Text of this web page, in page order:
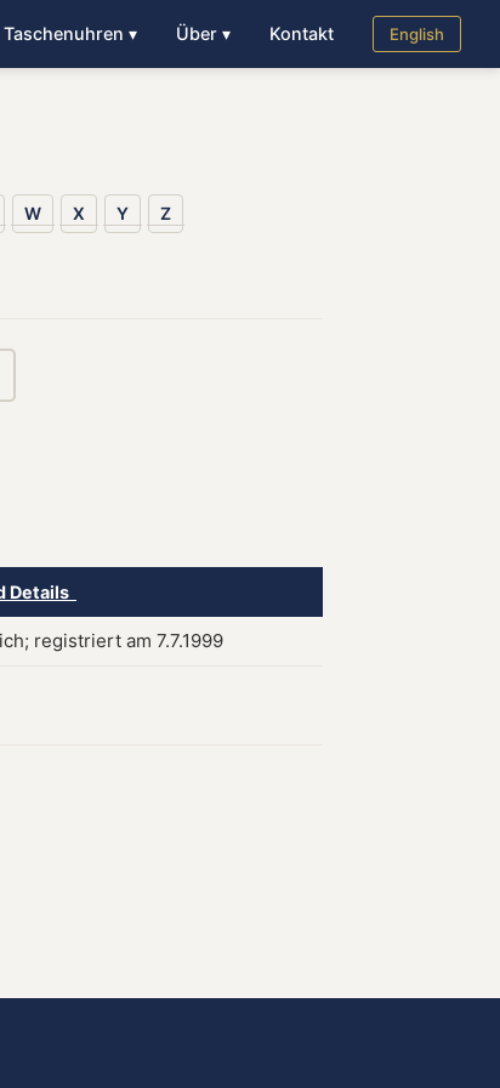
Taschenuhren ▾ Über ▾ Kontakt English
W X Y Z
Details
registriert am 7.7.1999